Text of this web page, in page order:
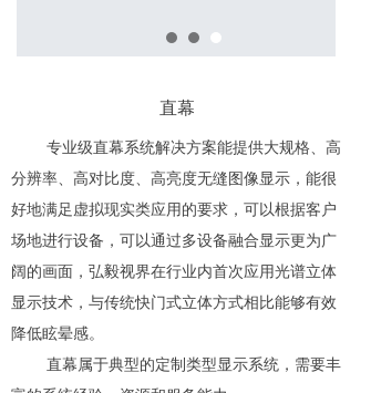
直幕
专业级直幕系统解决方案能提供大规格、高
分辨率、高对比度、高亮度无缝图像显示，能很
好地满足虚拟现实类应用的要求，可以根据客户
场地进行设备，可以通过多设备融合显示更为广
阔的画面，弘毅视界在行业内首次应用光谱立体
显示技术，与传统快门式立体方式相比能够有效
降低眩晕感。
直幕属于典型的定制类型显示系统，需要丰